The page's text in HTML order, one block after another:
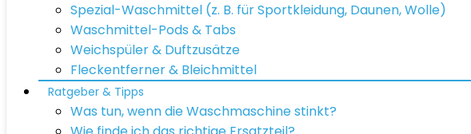
Spezial-Waschmittel (z. B. für Sportkleidung, Daunen, Wolle)
Waschmittel-Pods & Tabs
Weichspüler & Duftzusätze
Fleckentferner & Bleichmittel
Ratgeber & Tipps
Was tun, wenn die Waschmaschine stinkt?